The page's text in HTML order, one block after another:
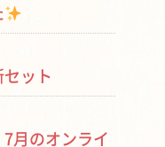
ット
7月のオンライ